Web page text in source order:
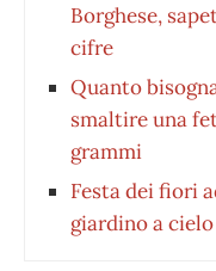
Borghese,
cifre
Quanto
smaltire una
grammi
Festa dei fiori
giardino a